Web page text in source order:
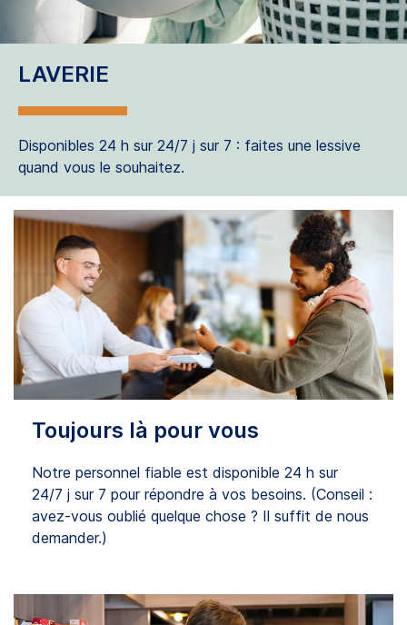
LAVERIE
Disponibles 24 h sur 24/7 j sur 7 : faites une lessive
quand vous le souhaitez.
Toujours là pour vous
Notre personnel fiable est disponible 24 h sur
24/7 j sur 7 pour répondre à vos besoins. (Conseil :
avez-vous oublié quelque chose ? Il suffit de nous
demander.)